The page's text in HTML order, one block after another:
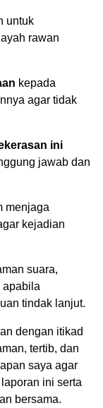
untuk
rawan
kepada
agar tidak
ini
jawab dan
menjaga
kejadian
suara,
apabila
tindak lanjut.
dengan itikad
tertib, dan
saya agar
ini serta
bersama.